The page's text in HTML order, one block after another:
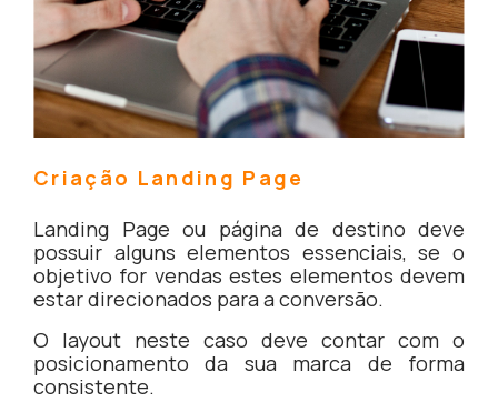
Criação Landing Page
Landing Page ou página de destino deve
possuir alguns elementos essenciais, se o
objetivo for vendas estes elementos devem
estar direcionados para a conversão.
O layout neste caso deve contar com o
posicionamento da sua marca de forma
consistente.